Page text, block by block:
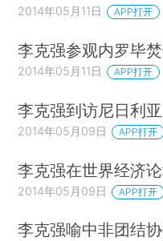
2014年05月11日 APP打开
李克强参观内罗毕
2014年05月11日 APP打开
李克强到访尼日利
2014年05月09日 APP打开
李克强在世界经济
2014年05月09日 APP打开
李克强喻中非团结